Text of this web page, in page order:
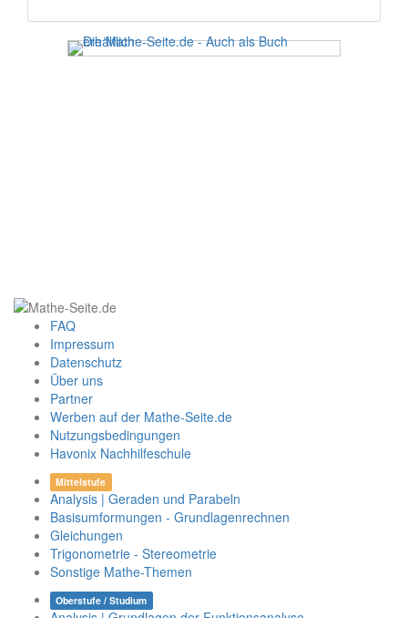
FAQ
Impressum
Datenschutz
Über uns
Partner
Werben auf der Mathe-Seite.de
Nutzungsbedingungen
Havonix Nachhilfeschule
Mittelstufe
Analysis | Geraden und Parabeln
Basisumformungen - Grundlagenrechnen
Gleichungen
Trigonometrie - Stereometrie
Sonstige Mathe-Themen
Oberstufe / Studium